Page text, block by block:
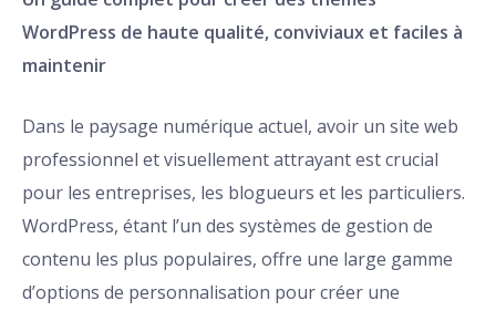
WordPress de haute qualité, conviviaux et faciles à
maintenir
Dans le paysage numérique actuel, avoir un site web
professionnel et visuellement attrayant est crucial
pour les entreprises, les blogueurs et les particuliers.
WordPress, étant l’un des systèmes de gestion de
contenu les plus populaires, offre une large gamme
d’options de personnalisation pour créer une